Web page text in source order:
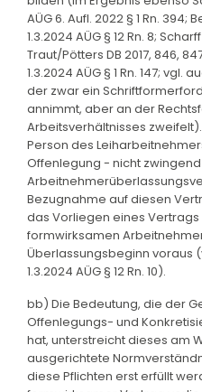
AÜG 6. Aufl. 2022 § 1 Rn. 394;
1.3.2024 AÜG § 12 Rn. 8; Scharff
Traut/Pötters DB 2017, 846,
1.3.2024 AÜG § 1 Rn. 147; vgl.
der zwar ein
annimmt, aber an der
Arbeitsverhältnisses
Person des
Offenlegung - nicht
Bezugnahme auf diesen
das Vorliegen eines
formwirksamen
Überlassungsbeginn voraus
1.3.2024 AÜG § 12 Rn. 10).
bb) Die Bedeutung, die der
Offenlegungs- und
hat, unterstreicht dieses am
ausgerichtete
diese Pflichten erst erfüllt